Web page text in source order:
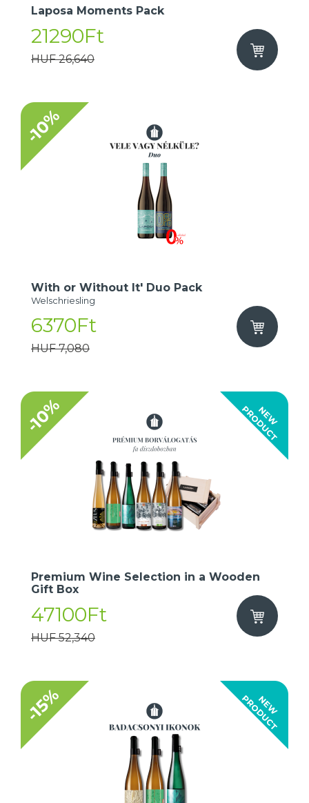
​Laposa Moments Pack
21290Ft
HUF 26,640
-10%
With or Without It' Duo Pack
Welschriesling
6370Ft
HUF 7,080
N
E
W
P
R
O
D
U
C
T
-10%
Premium Wine Selection in a Wooden
Gift Box
47100Ft
HUF 52,340
N
E
W
P
R
O
D
U
C
T
-15%